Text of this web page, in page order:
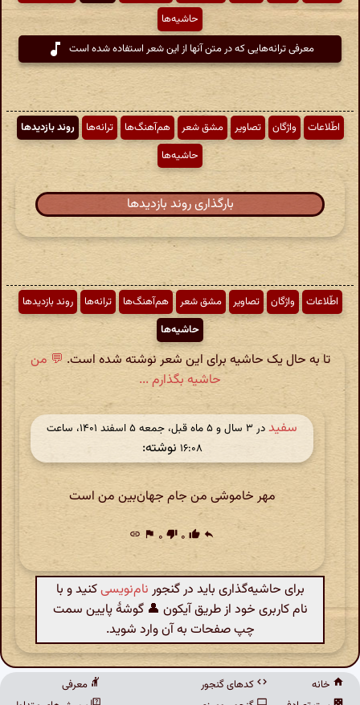
حاشیه‌ها
معرفی ترانه‌هایی که در متن آنها از این شعر استفاده شده است
اطّلاعات واژگان تصاویر مشق شعر هم‌آهنگ‌ها ترانه‌ها
روند بازدیدها
حاشیه‌ها
بارگذاری روند بازدیدها
اطّلاعات واژگان تصاویر مشق شعر هم‌آهنگ‌ها ترانه‌ها
روند بازدیدها
حاشیه‌ها
تا به حال یک حاشیه برای این شعر نوشته شده است. 💬 من
حاشیه بگذارم ...
سفید
در ‫۳ سال و ۵ ماه قبل، جمعه ۵ اسفند ۱۴۰۱، ساعت
۱۶:۰۸ نوشته:
مهر خاموشی من جام جهان‌بین من است
reply
thumb_up ۰ thumb_down ۰ flag
link
برای حاشیه‌گذاری باید در گنجور نام‌نویسیکنید و با
نام کاربری خود از طریق آیکون 👤 گوشهٔ پایین سمت
چپ صفحات به آن وارد شوید.
خانه
کدهای گنجور
معرفی